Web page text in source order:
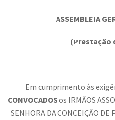
ASSEMBLEIA
(Prestação
Em cumprimento às
CONVOCADOSos IRMÃOS
SENHORA DA CONCEIÇÃO